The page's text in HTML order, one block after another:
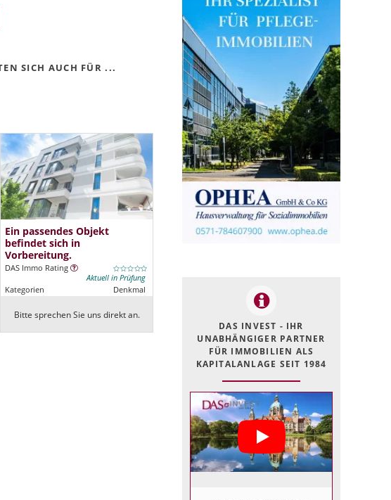
SICH AUCH FÜR ...
Ein passendes Objekt
befindet sich in
Vorbereitung.
DAS Immo Rating
Aktuell in Prüfung
Kategorien
Denkmal
Bitte sprechen Sie uns direkt an.
DAS INVEST - IHR
UNABHÄNGIGER PARTNER
FÜR IMMOBILIEN ALS
KAPITALANLAGE SEIT 1984